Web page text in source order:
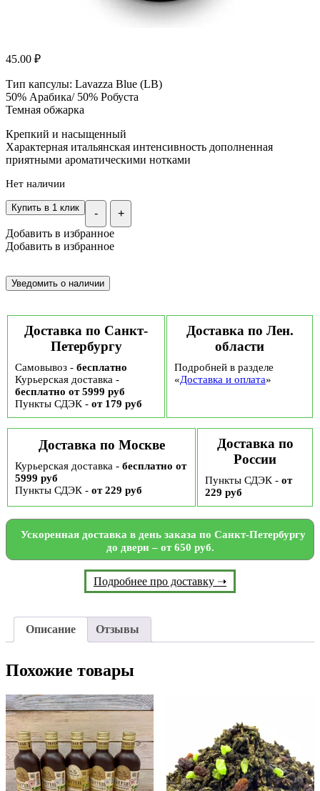
45.00 ₽
Тип капсулы: Lavazza Blue (LB)
50% Арабика/ 50% Робуста
Темная обжарка
Крепкий и насыщенный
Характерная итальянская интенсивность дополненная
приятными ароматическими нотками
Нет наличии
- +
Купить в 1 клик
Добавить в избранное
Добавить в избранное
Доставка по Санкт-
Петербургу
Самовывоз - бесплатно
Курьерская доставка -
бесплатно от 5999 руб
Пункты СДЭК - от 179 руб
Доставка по Лен.
области
Подробней в разделе
«Доставка и оплата»
Доставка по Москве
Курьерская доставка - бесплатно от
5999 руб
Пункты СДЭК - от 229 руб
Доставка по
России
Пункты СДЭК - от
229 руб
Ускоренная доставка в день заказа по Санкт-Петербургу
до двери – от 650 руб.
Подробнее про доставку ➝
Описание Отзывы
Похожие товары